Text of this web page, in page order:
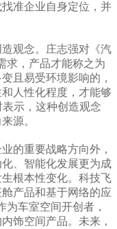
准企业自身定位，并
观念。庄志强对《汽
求，产品才能称之为
且易受环境影响的，
人性化程度，才能够
表示，这种创造观念
源。
的重要战略方向外，
、智能化发展更为成
根本性变化。科技飞
产品和基于网络的应
为车室空间开创者，
饰空间产品。未来，